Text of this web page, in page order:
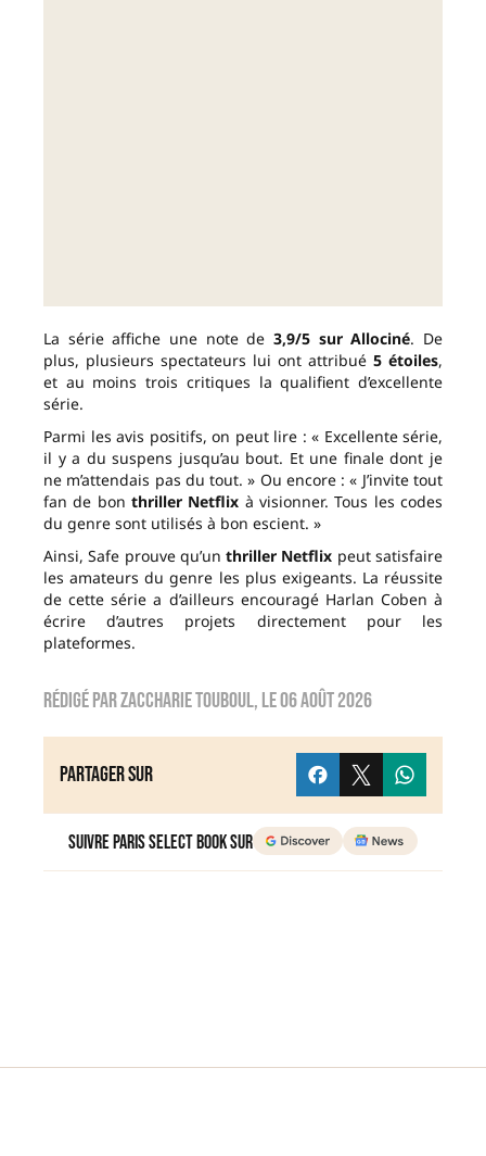
La série affiche une note de 3,9/5 sur Allociné. De
plus, plusieurs spectateurs lui ont attribué 5 étoiles,
et au moins trois critiques la qualifient d’excellente
série.
Parmi les avis positifs, on peut lire : « Excellente série,
il y a du suspens jusqu’au bout. Et une finale dont je
ne m’attendais pas du tout. » Ou encore : « J’invite tout
fan de bon thriller Netflix à visionner. Tous les codes
du genre sont utilisés à bon escient. »
Ainsi, Safe prouve qu’unthriller Netflix peut satisfaire
les amateurs du genre les plus exigeants. La réussite
de cette série a d’ailleurs encouragé Harlan Coben à
écrire d’autres projets directement pour les
plateformes.
Rédigé parzaccharie touboul, le06 août 2026
Partager sur
Suivre Paris Select Book sur